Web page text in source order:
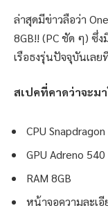
ล่าสุดมีข่าวลือว่า
8GB!! (PC ชัด ๆ) ซึ่
เรือธงรุ่นปัจจุบันเลย
สเปคที่คาดว่าจะม
CPU
GPU Adreno 540
RAM 8GB
หน้าจอความละเ